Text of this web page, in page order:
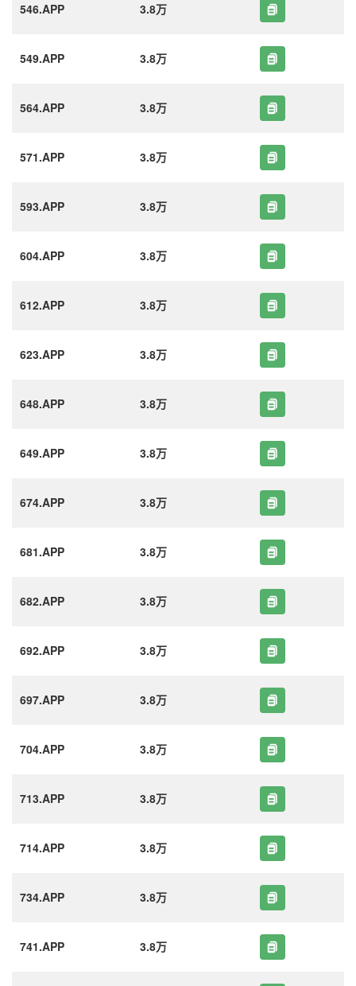
546.APP 3.8万
549.APP 3.8万
564.APP 3.8万
571.APP 3.8万
593.APP 3.8万
604.APP 3.8万
612.APP 3.8万
623.APP 3.8万
648.APP 3.8万
649.APP 3.8万
674.APP 3.8万
681.APP 3.8万
682.APP 3.8万
692.APP 3.8万
697.APP 3.8万
704.APP 3.8万
713.APP 3.8万
714.APP 3.8万
734.APP 3.8万
741.APP 3.8万